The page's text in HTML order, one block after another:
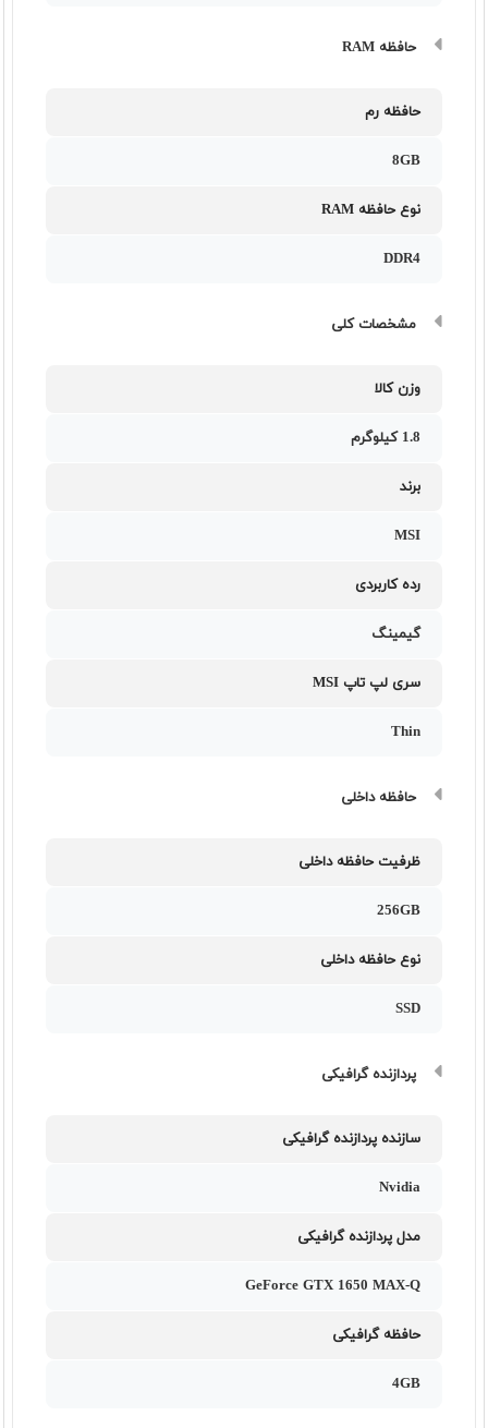
حافظه RAM
حافظه رم
8GB
نوع حافظه RAM
DDR4
مشخصات کلی
وزن کالا
1.8 کیلوگرم
برند
MSI
رده کاربردی
گیمینگ
سری لپ تاپ MSI
Thin
حافظه داخلی
ظرفیت حافظه داخلی
256GB
نوع حافظه داخلی
SSD
پردازنده گرافیکی
سازنده پردازنده گرافیکی
Nvidia
مدل پردازنده گرافیکی
GeForce GTX 1650 MAX-Q
حافظه گرافیکی
4GB